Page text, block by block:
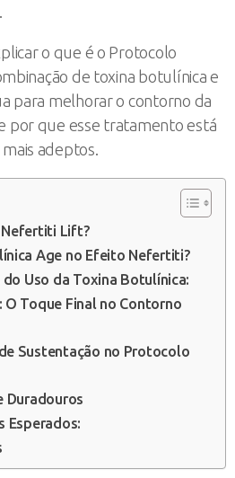
o que é o Protocolo
de toxina botulínica e
para melhorar o contorno da
por que esse tratamento está
adeptos.
Nefertiti Lift?
Age no Efeito Nefertiti?
Uso da Toxina Botulínica:
O Toque Final no Contorno
Sustentação no Protocolo
Duradouros
Esperados: